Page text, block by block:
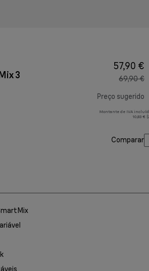
3
57,90 €
69,90 €
Preço sugerido
Montante de IVA
10,83 €
Comparar